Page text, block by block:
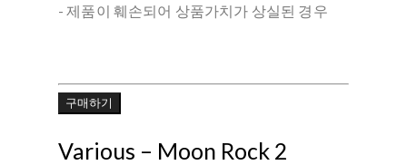
- 제품이 훼손되어 상품가치가 상실된 경우
구매하기
Various ‎– Moon Rock 2